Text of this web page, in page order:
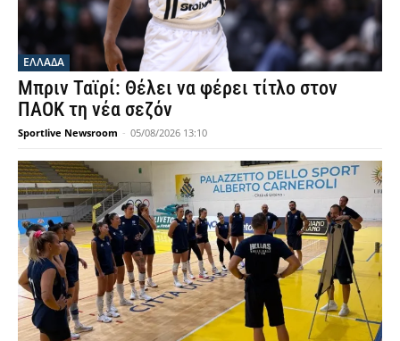
ΕΛΛΑΔΑ
Μπριν Ταϊρί: Θέλει να φέρει τίτλο στον
ΠΑΟΚ τη νέα σεζόν
Sportlive Newsroom - 05/08/2026 13:10